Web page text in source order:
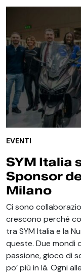
EVENTI
SYM Italia
Sponsor
Milano
Ci sono
crescono perché
tra SYM Italia e la
queste. Due mondi
passione, gioco di
po’ più in là. Ogni